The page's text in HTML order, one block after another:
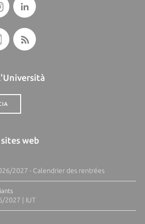
web
2027 - Calendrier des rentrées
2027 | IUT